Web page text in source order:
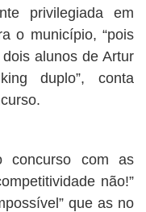
privilegiada em
o município, “pois
alunos de Artur
duplo”, conta
concurso com as
não!”
que as no